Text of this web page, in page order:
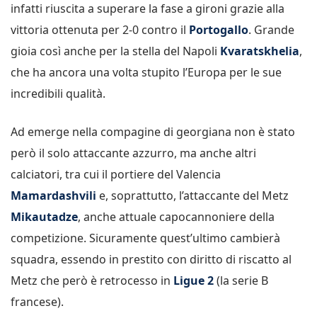
infatti riuscita a superare la fase a gironi grazie alla
vittoria ottenuta per 2-0 contro il Portogallo. Grande
gioia così anche per la stella del Napoli Kvaratskhelia,
che ha ancora una volta stupito l’Europa per le sue
incredibili qualità.
Ad emerge nella compagine di georgiana non è stato
però il solo attaccante azzurro, ma anche altri
calciatori, tra cui il portiere del Valencia
Mamardashvili e, soprattutto, l’attaccante del Metz
Mikautadze, anche attuale capocannoniere della
competizione. Sicuramente quest’ultimo cambierà
squadra, essendo in prestito con diritto di riscatto al
Metz che però è retrocesso in Ligue 2(la serie B
francese).